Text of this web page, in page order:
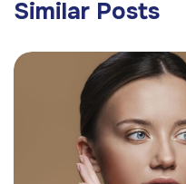
Similar Posts